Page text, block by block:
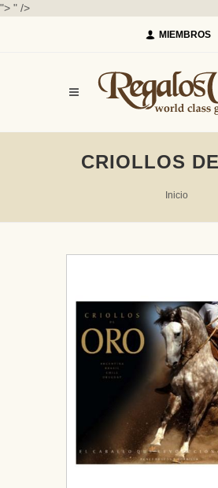
"> " />
MIEMBROS
CRIOLLOS
Inicio